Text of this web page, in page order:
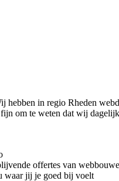
hebben in regio Rheden
om te weten dat wij
offertes van
waar jij je goed bij voelt